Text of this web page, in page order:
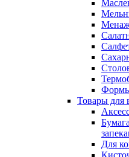
Формы
Товары для
Для